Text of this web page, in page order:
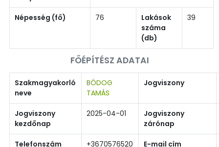
Népesség (fő) 76
Lakások
száma
(db)
39
FŐÉPÍTÉSZ ADATAI
Szakmagyakorló
neve
BÓDOG
TAMÁS
Jogviszony
Jogviszony
kezdőnap
2025-04-01
Jogviszony
zárónap
Telefonszám +3670576520 E-mail cím